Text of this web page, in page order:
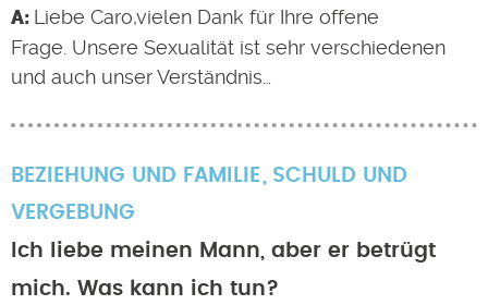
Liebe Caro,vielen Dank für Ihre offene
Frage. Unsere Sexualität ist sehr verschiedenen
und auch unser Verständnis…
BEZIEHUNG UND FAMILIE
SCHULD UND
VERGEBUNG
Ich liebe meinen Mann, aber er betrügt
mich. Was kann ich tun?